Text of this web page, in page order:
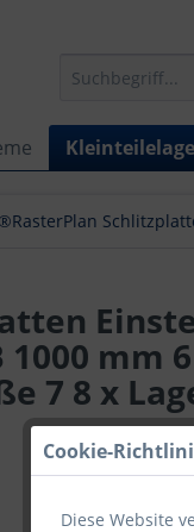
®RasterPlan
mm
7 8 x
Cookie-
Diese Website